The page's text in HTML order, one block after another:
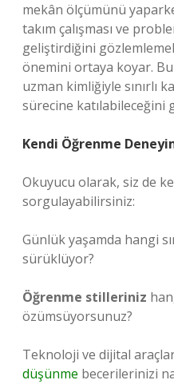
mekân ölçümünü
takım çalışması ve
geliştirdiğini
önemini ortaya koyar.
uzman kimliğiyle sınırlı
sürecine katılabileceğini
Kendi Öğrenme
Okuyucu olarak, siz de
sorgulayabilirsiniz:
Günlük yaşamda hangi
sürüklüyor?
Öğrenme stilleriniz
özümsüyorsunuz?
Teknoloji ve dijital
düşünme becerilerinizi